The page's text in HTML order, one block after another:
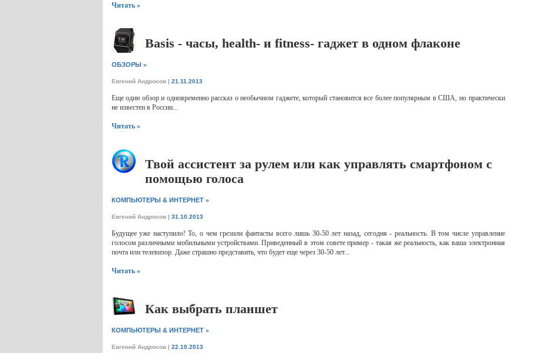
Читать »
Basis - часы, health- и fitness- гаджет в одном флаконе
ОБЗОРЫ »
Евгений Андросов| 21.11.2013
Еще один обзор и одновременно рассказ о необычном гаджете, который становится все более популярным в США, но практически
не известен в России...
Читать »
Твой ассистент за рулем или как управлять смартфоном с
помощью голоса
КОМПЬЮТЕРЫ & ИНТЕРНЕТ»
Евгений Андросов| 31.10.2013
Будущее уже наступило! То, о чем грезили фантасты всего лишь 30-50 лет назад, сегодня - реальность. В том числе управление
голосом различными мобильными устройствами. Приведенный в этом совете пример - такая же реальность, как ваша электронная
почта или телевизор. Даже страшно представить, что будет еще через 30-50 лет...
Читать »
Как выбрать планшет
КОМПЬЮТЕРЫ & ИНТЕРНЕТ»
Евгений Андросов| 22.10.2013